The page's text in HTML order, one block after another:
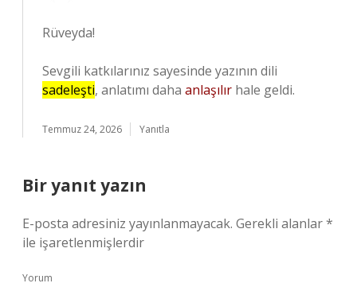
Rüveyda!
Sevgili katkılarınız sayesinde yazının dili
sadeleşti, anlatımı daha anlaşılır hale geldi.
Temmuz 24, 2026 Yanıtla
Bir yanıt yazın
E-posta adresiniz yayınlanmayacak. Gerekli alanlar*
ile işaretlenmişlerdir
Yorum